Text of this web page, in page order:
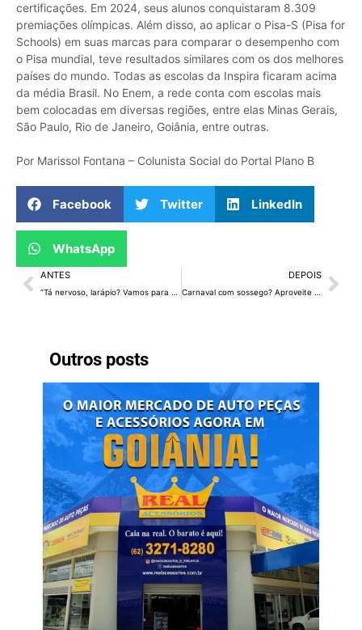
Outros posts
certificações. Em 2024, seus alunos conquistaram 8.309
premiações olímpicas. Além disso, ao aplicar o Pisa-S (Pisa for
Schools) em suas marcas para comparar o desempenho com
o Pisa mundial, teve resultados similares com os dos melhores
países do mundo. Todas as escolas da Inspira ficaram acima
da média Brasil. No Enem, a rede conta com escolas mais
bem colocadas em diversas regiões, entre elas Minas Gerais,
São Paulo, Rio de Janeiro, Goiânia, entre outras.
Por Marissol Fontana – Colunista Social do Portal Plano B
Facebook Twitter LinkedIn
WhatsApp
ANTES DEPOIS